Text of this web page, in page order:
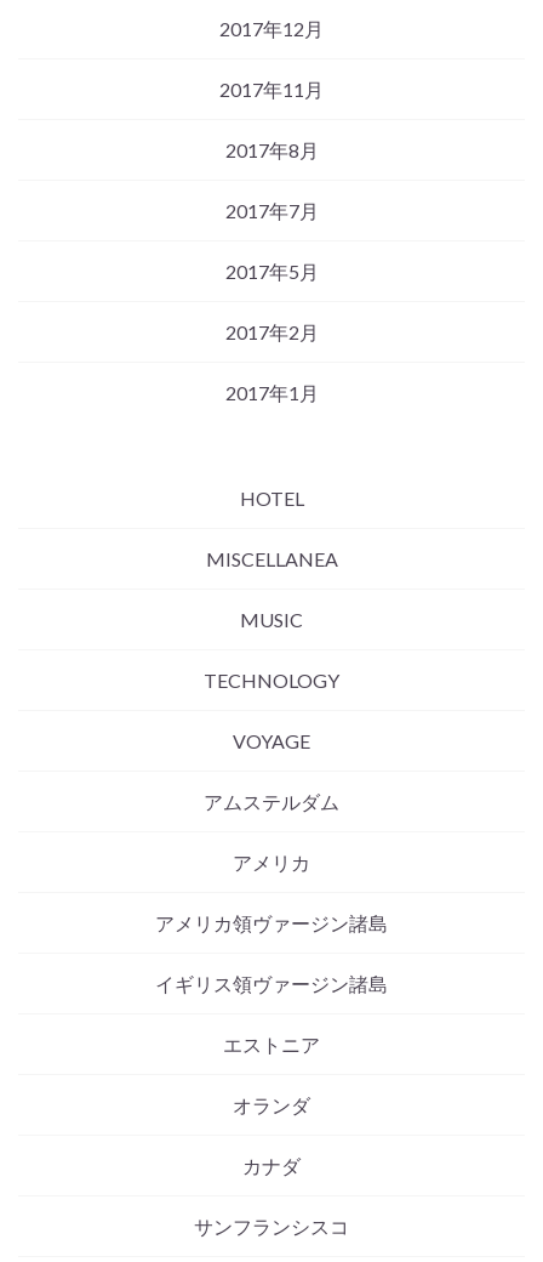
2017年12月
2017年11月
2017年8月
2017年7月
2017年5月
2017年2月
2017年1月
HOTEL
MISCELLANEA
MUSIC
TECHNOLOGY
VOYAGE
アムステルダム
アメリカ
アメリカ領ヴァージン諸島
イギリス領ヴァージン諸島
エストニア
オランダ
カナダ
サンフランシスコ